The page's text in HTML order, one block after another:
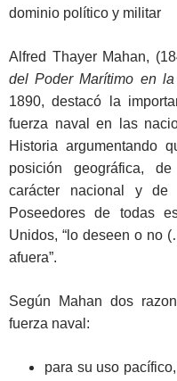
dominio político y militar
Alfred Thayer Mahan,
del Poder Marítimo en la
1890, destacó la
fuerza naval en las
Historia argumentando
posición geográfica,
carácter nacional y de
Poseedores de todas
Unidos, “lo deseen o no
afuera”.
Según Mahan dos
fuerza naval:
para su uso